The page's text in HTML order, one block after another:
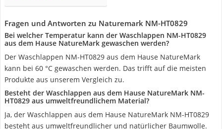
Fragen und Antworten zu Naturemark NM-HT0829
Bei welcher Temperatur kann der Waschlappen NM-HT0829
aus dem Hause NatureMark gewaschen werden?
Der Waschlappen NM-HT0829 aus dem Hause NatureMark
kann bei 60 °C gewaschen werden. Das trifft auf die meisten
Produkte aus unserem Vergleich zu.
Besteht der Waschlappen aus dem Hause NatureMark NM-
HT0829 aus umweltfreundlichem Material?
Ja, der Waschlappen aus dem Hause NatureMark NM-HT0829
besteht aus umweltfreundlicher und natürlicher Baumwolle.